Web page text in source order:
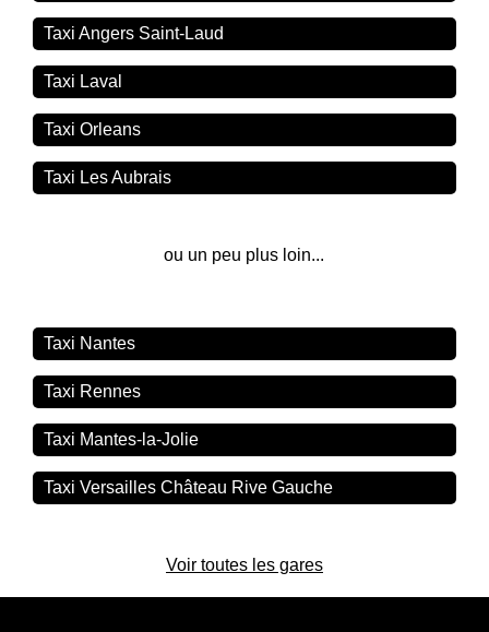
Taxi Angers Saint-Laud
Taxi Laval
Taxi Orleans
Taxi Les Aubrais
ou un peu plus loin...
Taxi Nantes
Taxi Rennes
Taxi Mantes-la-Jolie
Taxi Versailles Château Rive Gauche
Voir toutes les gares